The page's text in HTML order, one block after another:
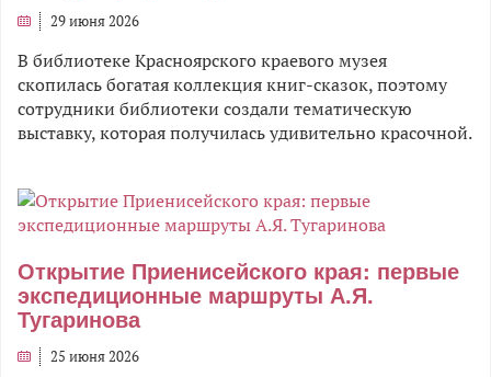
29 июня 2026
В библиотеке Красноярского краевого музея
скопилась богатая коллекция книг-сказок, поэтому
сотрудники библиотеки создали тематическую
выставку, которая получилась удивительно красочной.
Открытие Приенисейского края: первые
экспедиционные маршруты А.Я.
Тугаринова
25 июня 2026